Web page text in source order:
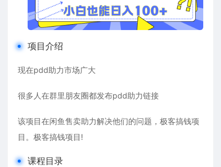
项目介绍
现在pdd助力市场广大
很多人在群里朋友圈都发布pdd助力链接
该项目在闲鱼售卖助力解决他们的问题，极客搞钱项
目。极客搞钱项目!
课程目录